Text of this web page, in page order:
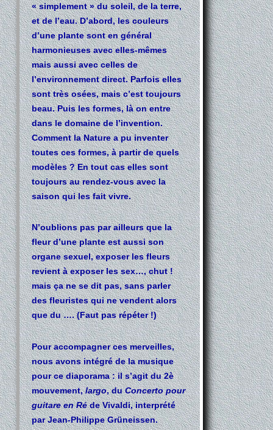
« simplement » du soleil, de la terre,
et de l’eau. D’abord, les couleurs
d’une plante sont en général
harmonieuses avec elles-mêmes
mais aussi avec celles de
l’environnement direct. Parfois elles
sont très osées, mais c’est toujours
beau. Puis les formes, là on entre
dans le domaine de l’invention.
Comment la Nature a pu inventer
toutes ces formes, à partir de quels
modèles ? En tout cas elles sont
toujours au rendez-vous avec la
saison qui les fait vivre.
N’oublions pas par ailleurs que la
fleur d’une plante est aussi son
organe sexuel, exposer les fleurs
revient à exposer les sex…, chut !
mais ça ne se dit pas, sans parler
des fleuristes qui ne vendent alors
que du …. (Faut pas répéter !)
Pour accompagner ces merveilles,
nous avons intégré de la musique
pour ce diaporama : il s’agit du 2è
mouvement,largo, duConcerto pour
guitare en Réde Vivaldi, interprété
par Jean-Philippe Grüneissen.